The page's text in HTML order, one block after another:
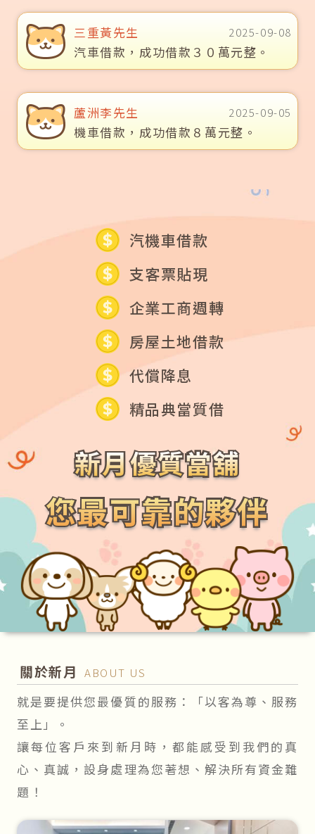
三重黃先生 2025-09-08
汽車借款，成功借款３０萬元整。
蘆洲李先生 2025-09-05
機車借款，成功借款８萬元整。
汽機車借款
支客票貼現
企業工商週轉
新月優質當舖
新月優質當舖
您最可靠的夥伴
您最可靠的夥伴
房屋土地借款
代償降息
精品典當質借
關於新月 ABOUT US
就是要提供您最優質的服務：「以客為尊、服務
至上」。
讓每位客戶來到新月時，都能感受到我們的真
心、真誠，設身處理為您著想、解決所有資金難
題！